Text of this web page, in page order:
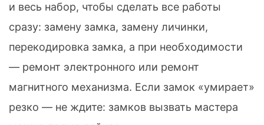
и весь набор, чтобы сделать все работы
сразу: замену замка, замену личинки,
перекодировка замка, а при необходимости
— ремонт электронного или ремонт
магнитного механизма. Если замок «умирает»
резко — не ждите: замков вызвать мастера